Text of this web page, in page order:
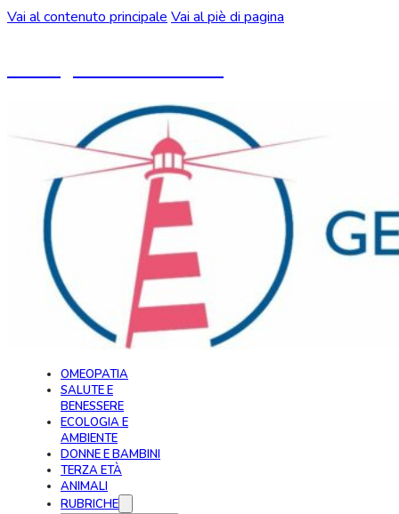
Vai al contenuto principale Vai al piè di pagina
OMEOPATIA
SALUTE E
BENESSERE
ECOLOGIA E
AMBIENTE
DONNE E BAMBINI
TERZA ETÀ
ANIMALI
RUBRICHE